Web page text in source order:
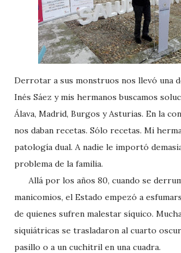
Derrotar a sus monstruos nos llevó una
Inés Sáez y mis hermanos buscamos
Álava, Madrid, Burgos y Asturias. En la
nos daban recetas. Sólo recetas. Mi
patología dual. A nadie le importó
problema de la familia.
Allá por los años 80, cuando se
manicomios, el Estado empezó a
de quienes sufren malestar síquico.
siquiátricas se trasladaron al cuarto
pasillo o a un cuchitril en una cuadra.